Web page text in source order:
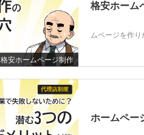
格安ホームページ制作
格安ホーム
ムページを作り
ホームペー